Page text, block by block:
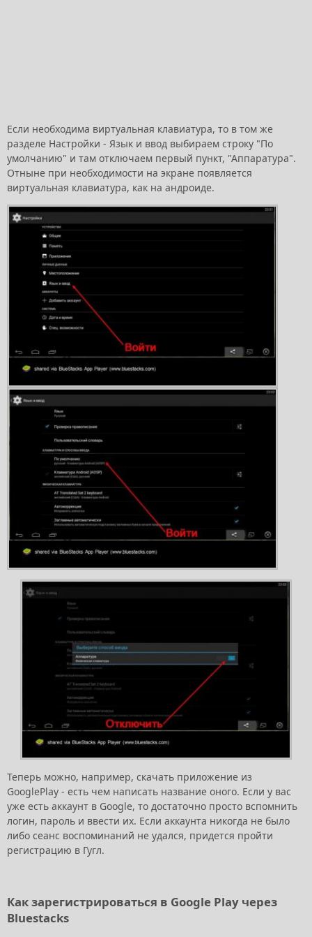
Если необходима виртуальная клавиатура, то в том же
разделе Настройки - Язык и ввод выбираем строку "По
умолчанию" и там отключаем первый пункт, "Аппаратура".
Отныне при необходимости на экране появляется
виртуальная клавиатура, как на андроиде.
Теперь можно, например, скачать приложение из
GooglePlay - есть чем написать название оного. Если у вас
уже есть аккаунт в Google, то достаточно просто вспомнить
логин, пароль и ввести их. Если аккаунта никогда не было
либо сеанс воспоминаний не удался, придется пройти
регистрацию в Гугл.
Как зарегистрироваться в Google Play через
Bluestacks